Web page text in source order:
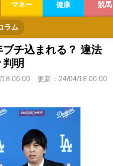
マネー 健康 競馬
ラム
チ込まれる？ 違法
明
18 06:00 更新： 24/04/18 06:00